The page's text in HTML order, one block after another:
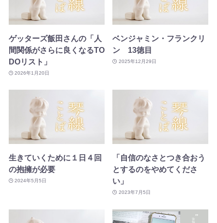
ゲッターズ飯田さんの「人
間関係がさらに良くなるTO
DOリスト」
2026年1月20日
ベンジャミン・フランクリ
ン 13徳目
2025年12月29日
生きていくために１日４回
の抱擁が必要
2024年5月5日
「自信のなさとつき合おう
とするのをやめてくださ
い」
2023年7月5日